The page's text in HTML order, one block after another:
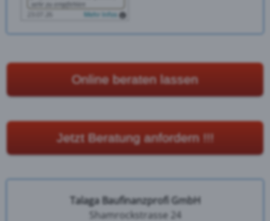
Online beraten lassen
Jetzt Beratung anfordern !!!
Talaga Baufinanzprofi GmbH
Shamrockstrasse 24